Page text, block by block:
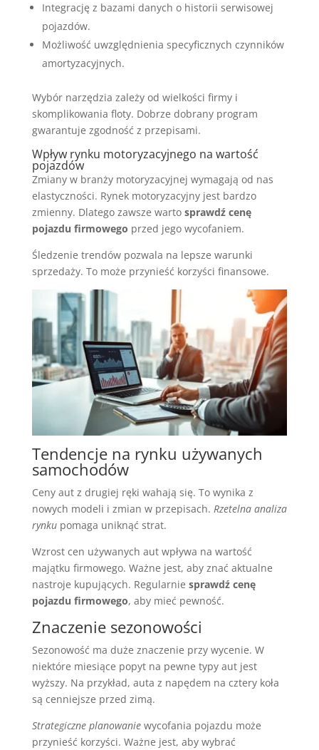
Integrację z bazami danych o historii serwisowej
pojazdów.
Możliwość uwzględnienia specyficznych czynników
amortyzacyjnych.
Wybór narzędzia zależy od wielkości firmy i
skomplikowania floty. Dobrze dobrany program
gwarantuje zgodność z przepisami.
Wpływ rynku motoryzacyjnego na wartość
pojazdów
Zmiany w branży motoryzacyjnej wymagają od nas
elastyczności. Rynek motoryzacyjny jest bardzo
zmienny. Dlatego zawsze warto sprawdź cenę
pojazdu firmowego przed jego wycofaniem.
Śledzenie trendów pozwala na lepsze warunki
sprzedaży. To może przynieść korzyści finansowe.
Tendencje na rynku używanych
samochodów
Ceny aut z drugiej ręki wahają się. To wynika z
nowych modeli i zmian w przepisach. Rzetelna analiza
rynkupomaga uniknąć strat.
Wzrost cen używanych aut wpływa na wartość
majątku firmowego. Ważne jest, aby znać aktualne
nastroje kupujących. Regularnie sprawdź cenę
pojazdu firmowego, aby mieć pewność.
Znaczenie sezonowości
Sezonowość ma duże znaczenie przy wycenie. W
niektóre miesiące popyt na pewne typy aut jest
wyższy. Na przykład, auta z napędem na cztery koła
są cenniejsze przed zimą.
Strategiczne planowaniewycofania pojazdu może
przynieść korzyści. Ważne jest, aby wybrać